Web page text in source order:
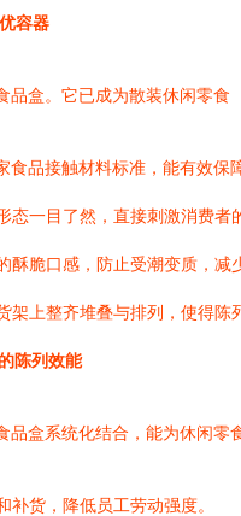
容器
盒。它已成为散装休闲零食
食品接触材料标准，能有效保
一目了然，直接刺激消费者
酥脆口感，防止受潮变质，减
架上整齐堆叠与排列，使得
陈列效能
盒系统化结合，能为休闲零
补货，降低员工劳动强度。